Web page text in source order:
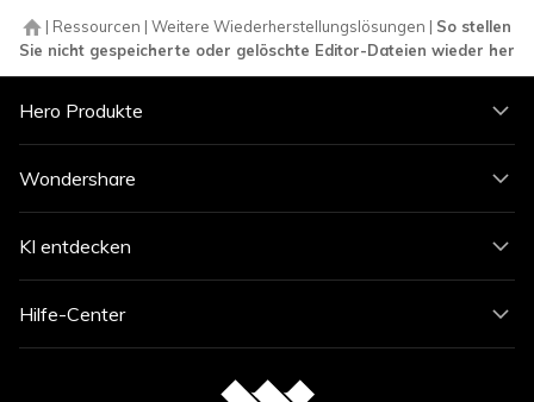
| Ressourcen | Weitere Wiederherstellungslösungen | So stellen
Sie nicht gespeicherte oder gelöschte Editor-Dateien wieder her
Hero Produkte
Wondershare
KI entdecken
Hilfe-Center